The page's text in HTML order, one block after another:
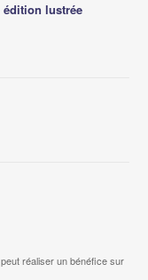
édition lustrée
réaliser un bénéfice sur